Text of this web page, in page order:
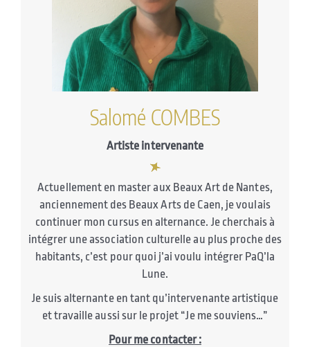
Salomé COMBES
Artiste intervenante
Actuellement en masteraux Beaux Art de Nantes,
anciennement des Beaux Arts de Caen, je voulais
continuer mon cursus en alternance. Je cherchais à
intégrer uneassociation culturelleau plus proche des
habitants, c’est pour quoi j’ai voulu intégrer PaQ’la
Lune.
Je suisalternante en tant qu’intervenante artistique
et travaille aussi sur le projet “Je me souviens…”
Pour me contacter :